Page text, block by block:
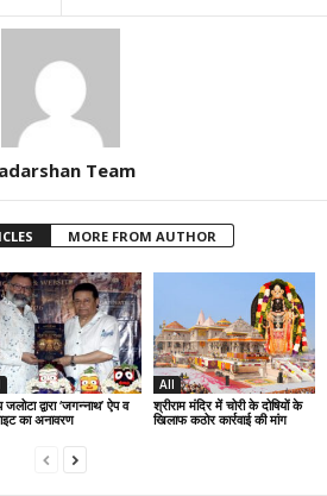
Team
MORE FROM AUTHOR
द्वारा ‘जगन्नाथ’ ऐप व
का अनावरण
All
श्रीराम मंदिर में चोरी के दोषियों के
खिलाफ कठोर कार्रवाई की मांग